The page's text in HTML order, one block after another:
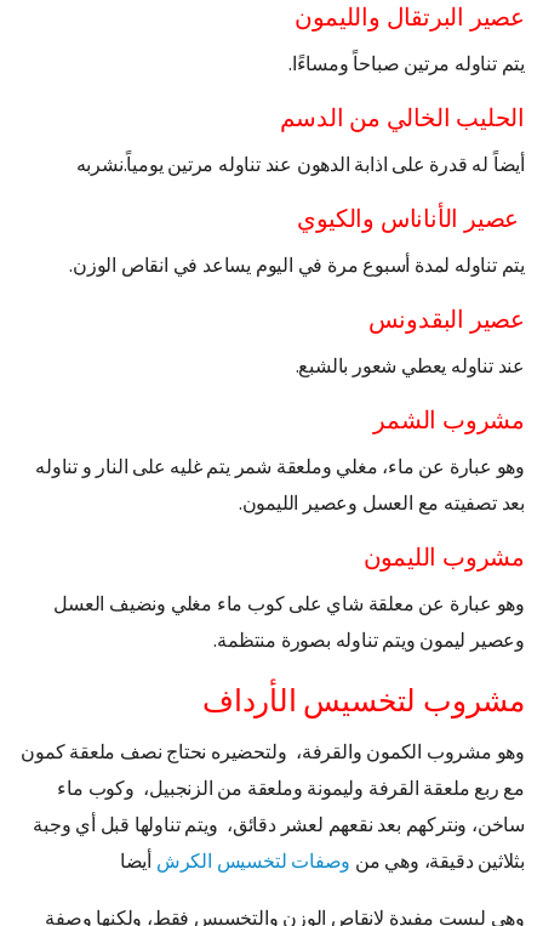
عصير البرتقال والليمون
يتم تناوله مرتين صباحاً ومساءًا.
الحليب الخالي من الدسم
أيضاً له قدرة على اذابة الدهون عند تناوله مرتين يومياً.نشربه
عصير الأناناس والكيوي
يتم تناوله لمدة أسبوع مرة في اليوم يساعد في انقاص الوزن.
عصير البقدونس
عند تناوله يعطي شعور بالشبع.
مشروب الشمر
وهو عبارة عن ماء، مغلي وملعقة شمر يتم غليه على النار و تناوله
بعد تصفيته مع العسل وعصير الليمون.
مشروب الليمون
وهو عبارة عن معلقة شاي على كوب ماء مغلي ونضيف العسل
وعصير ليمون ويتم تناوله بصورة منتظمة.
مشروب لتخسيس الأرداف
وهو مشروب الكمون والقرفة، ولتحضيره نحتاج نصف ملعقة كمون
مع ربع ملعقة القرفة وليمونة وملعقة من الزنجبيل، وكوب ماء
ساخن، ونتركهم بعد نقعهم لعشر دقائق، ويتم تناولها قبل أي وجبة
بثلاثين دقيقة، وهي من وصفات لتخسيس الكرش أيضا
وهي ليست مفيدة لانقاص الوزن والتخسيس فقط، ولكنها وصفة